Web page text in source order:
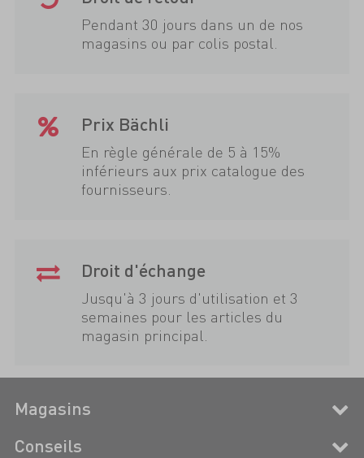
Pendant 30 jours dans un de nos
magasins ou par colis postal.
Prix Bächli
En règle générale de 5 à 15%
inférieurs aux prix catalogue des
fournisseurs.
Droit d'échange
Jusqu'à 3 jours d'utilisation et 3
semaines pour les articles du
magasin principal.
Magasins
Conseils